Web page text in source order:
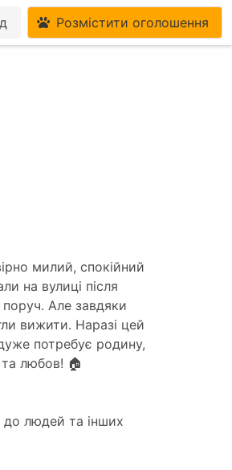
Розмістити оголошення
милий, спокійний
на вулиці після
Але завдяки
вижити. Наразі цей
потребує родину,
та любов! 🏠
до людей та інших